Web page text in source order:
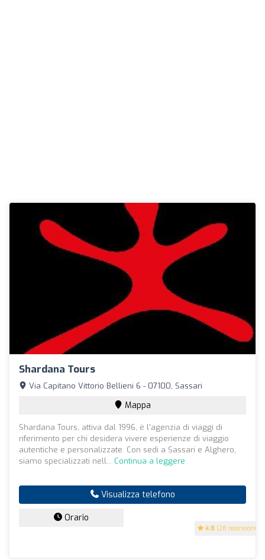
Shardana Tours
4.8 (28 recensioni)
Via Capitano Vittorio Bellieni 6 - 07100, Sassari
Mappa
Shardana Tours, attiva dal 1996, è l'agenzia di viaggi di
riferimento per chi desidera vivere esperienze di viaggio
autentiche e personalizzate. Con sedi a Sassari e Alghero,
siamo specializzati nell... Continua a leggere
Visualizza telefono
Orario